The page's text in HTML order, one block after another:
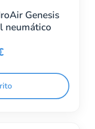
Genesis
neumático